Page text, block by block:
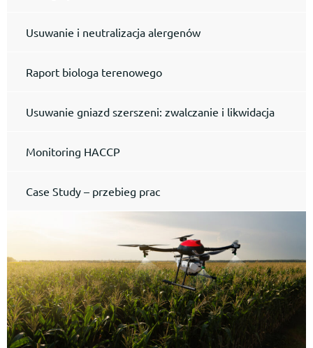
Usuwanie i neutralizacja alergenów
Raport biologa terenowego
Usuwanie gniazd szerszeni: zwalczanie i likwidacja
Monitoring HACCP
Case Study – przebieg prac